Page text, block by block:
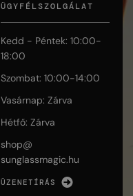
ÜGYFÉLSZOLGÁLAT
Kedd - Péntek: 10:00-
18:00
Szombat: 10:00-14:00
Vasárnap: Zárva
Hétfő: Zárva
shop@
sunglassmagic.hu
ÜZENETÍRÁS